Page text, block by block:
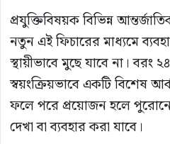
প্রযুক্তিবিষয়ক বিভিন্ন
নতুন এই ফিচারের মাধ্যমে
স্থায়ীভাবে মুছে যাবে না। বরং
স্বয়ংক্রিয়ভাবে একটি বিশেষ
ফলে পরে প্রয়োজন হলে
দেখা বা ব্যবহার করা যাবে।